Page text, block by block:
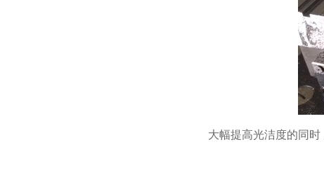
大幅提高光洁度的同